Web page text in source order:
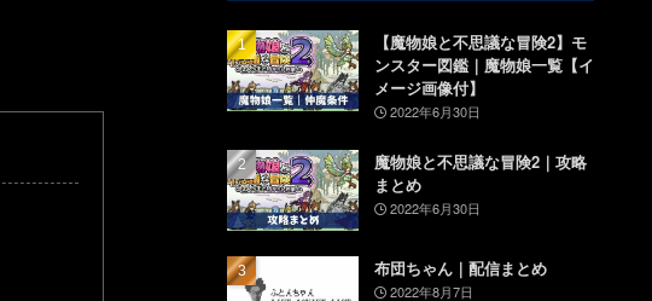
人気記事
【魔物娘と不思議な冒険2】モ
メージ画像付】
2022年6月30日
まとめ
2022年6月30日